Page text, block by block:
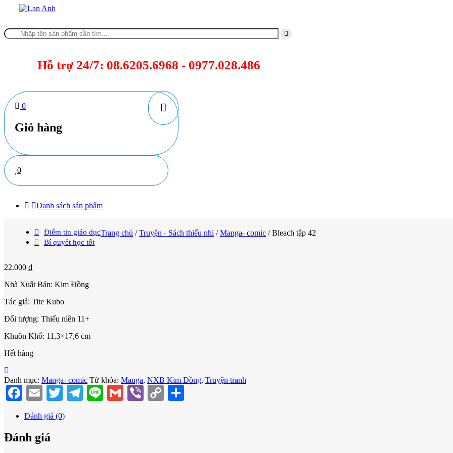
Search
Hỗ trợ 24/7: 08.6205.6968 - 0977.028.486
0
Giỏ hàng
0
Danh sách sản phẩm
Điểm tin giáo dục
Bí quyết học tốt
Trang chủ /Truyện - Sách thiếu nhi /Manga- comic / Bleach tập 42
22.000 ₫
Nhà Xuất Bản: Kim Đồng
Tác giả: Tite Kubo
Đối tượng: Thiếu niên 11+
Khuôn Khổ: 11,3×17,6 cm
Hết hàng
Danh mục: Manga- comic Từ khóa: Manga, NXB Kim Đồng, Truyện tranh
Facebook
EmailTwitterTelegram
LineGmailViberCopy
Đánh giá (0)
Đánh giá